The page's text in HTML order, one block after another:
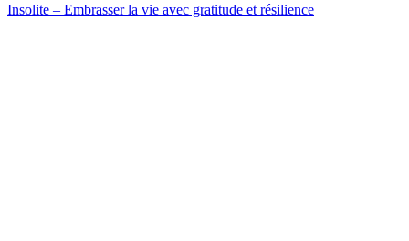
Insolite – Embrasser la vie avec gratitude et résilience